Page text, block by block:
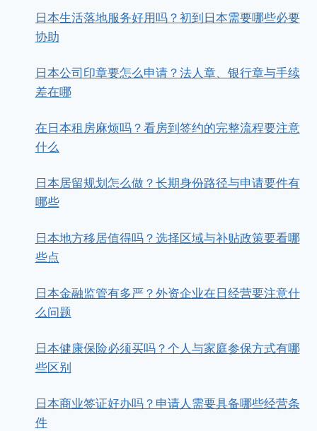
日本生活落地服务好用吗？初到日本需要哪些必要
协助
日本公司印章要怎么申请？法人章、银行章与手续
差在哪
在日本租房麻烦吗？看房到签约的完整流程要注意
什么
日本居留规划怎么做？长期身份路径与申请要件有
哪些
日本地方移居值得吗？选择区域与补贴政策要看哪
些点
日本金融监管有多严？外资企业在日经营要注意什
么问题
日本健康保险必须买吗？个人与家庭参保方式有哪
些区别
日本商业签证好办吗？申请人需要具备哪些经营条
件